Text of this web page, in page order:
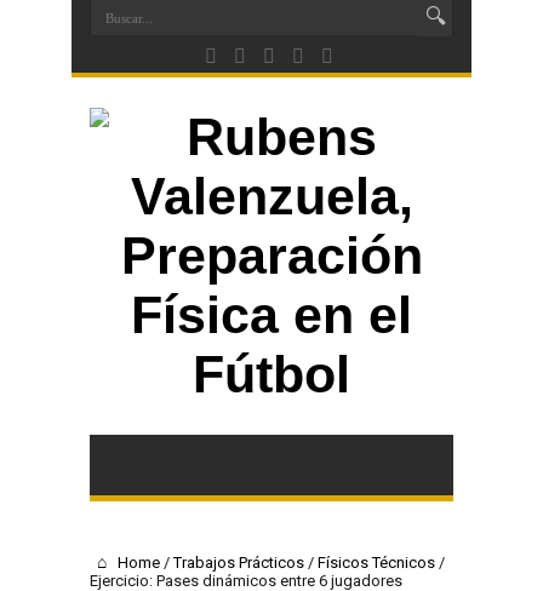
Home / Trabajos Prácticos / Físicos Técnicos /
Ejercicio: Pases dinámicos entre 6 jugadores